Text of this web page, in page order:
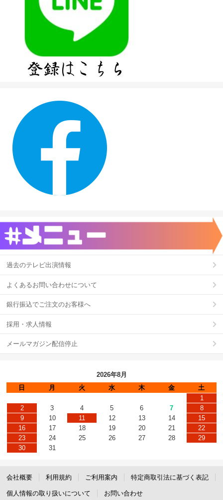
過去のテレビ出演情報
よくあるお問い合わせについて
銀行振込でご注文のお客様へ
採用・求人情報
メールマガジン配信停止
2026年8月
日
月 火 水 木 金
土
1
2
3 4 5 6 7
8
9
10 11 12 13 14
15
16
17 18 19 20 21
22
23
24 25 26 27 28
29
30
31
会社概要 利用規約 ご利用案内 特定商取引法に基づく表記
個人情報の取り扱いについて お問い合わせ